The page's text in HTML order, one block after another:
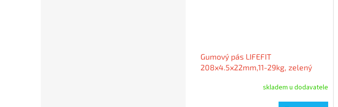
Gumový pás LIFEFIT
208x4.5x22mm,11-29kg, zelený
skladem u dodavatele